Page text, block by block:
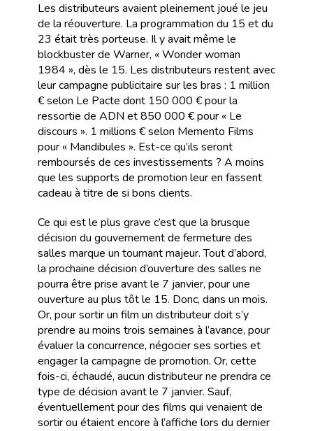
Les distributeurs avaient pleinement joué le jeu
de la réouverture. La programmation du 15 et du
23 était très porteuse. Il y avait même le
blockbuster de Warner, « Wonder woman
1984 », dès le 15. Les distributeurs restent avec
leur campagne publicitaire sur les bras : 1 million
€ selon Le Pacte dont 150 000 € pour la
ressortie de ADN et 850 000 € pour « Le
discours ». 1 millions € selon Memento Films
pour « Mandibules ». Est-ce qu’ils seront
remboursés de ces investissements ? A moins
que les supports de promotion leur en fassent
cadeau à titre de si bons clients.
Ce qui est le plus grave c’est que la brusque
décision du gouvernement de fermeture des
salles marque un tournant majeur. Tout d’abord,
la prochaine décision d’ouverture des salles ne
pourra être prise avant le 7 janvier, pour une
ouverture au plus tôt le 15. Donc, dans un mois.
Or, pour sortir un film un distributeur doit s’y
prendre au moins trois semaines à l’avance, pour
évaluer la concurrence, négocier ses sorties et
engager la campagne de promotion. Or, cette
fois-ci, échaudé, aucun distributeur ne prendra ce
type de décision avant le 7 janvier. Sauf,
éventuellement pour des films qui venaient de
sortir ou étaient encore à l’affiche lors du dernier